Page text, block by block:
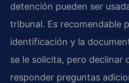
detención pueden ser
tribunal. Es recomendable
identificación y la
se le solicita, pero declinar
responder preguntas